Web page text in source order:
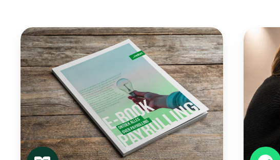
Ontdek
alles
over
payrolling
Checklist